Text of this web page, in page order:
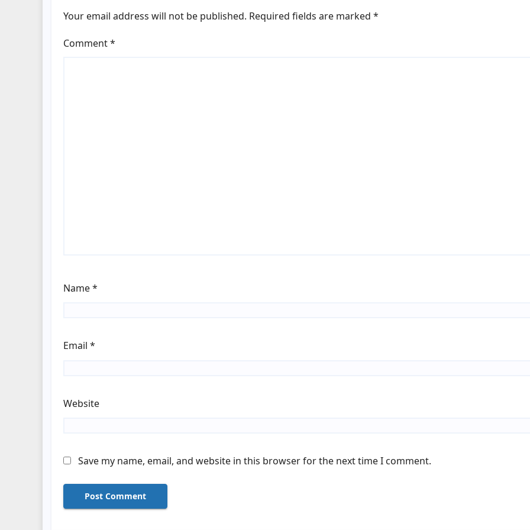
Your email address will not be published. Required fields are marked *
Comment*
Name*
Email *
Website
Save my name, email, and website in this browser for the next time I comment.